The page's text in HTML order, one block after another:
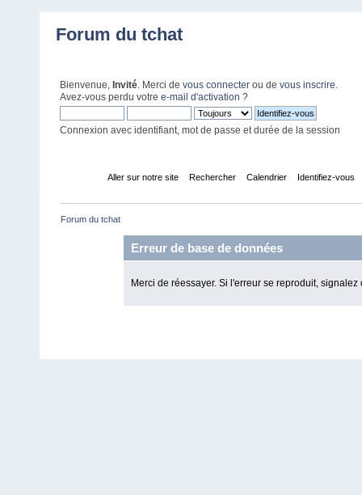
Forum du tchat
Bienvenue, Invité . Merci de vous connecter ou de vous inscrire
Avez-vous perdu votre e-mail d'activation ?
Connexion avec identifiant, mot de passe et durée de la session
Aller sur notre site Rechercher Calendrier Identifiez-vous
Forum du tchat
Erreur de base de données
Merci de réessayer. Si l'erreur se reproduit,